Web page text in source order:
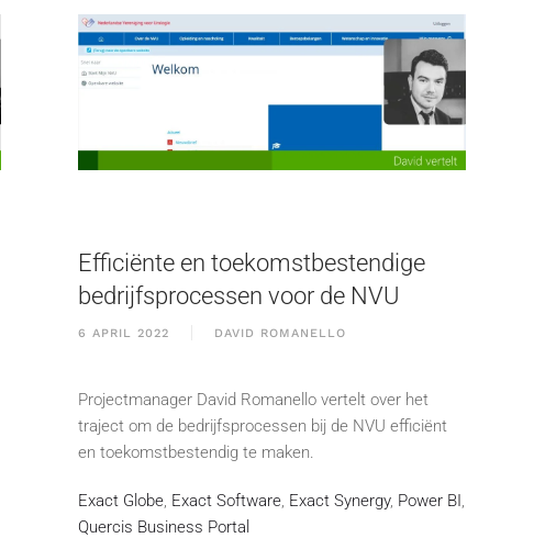
Efficiënte en toekomstbestendige
bedrijfsprocessen voor de NVU
6 APRIL 2022 DAVID ROMANELLO
Projectmanager David Romanello vertelt over het
traject om de bedrijfsprocessen bij de NVU efficiënt
en toekomstbestendig te maken.
Exact Globe, Exact Software, Exact Synergy, Power BI,
Quercis Business Portal